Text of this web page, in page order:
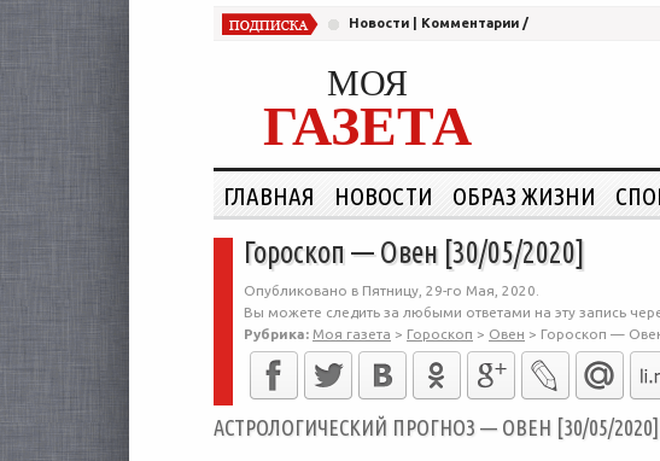
Новости Комментарии /
МОЯ
ГАЗЕТА
ГЛАВНАЯ НОВОСТИ ОБРАЗ ЖИЗНИ
Гороскоп — Овен [30/05/2020]
Опубликовано в Пятницу, 29-го Мая, 2020.
Вы можете следить за любыми ответами на эту запись
Рубрика: Моя газета > Гороскоп > Овен > Гороскоп —
АСТРОЛОГИЧЕСКИЙ ПРОГНОЗ — ОВЕН [30/05/2020]